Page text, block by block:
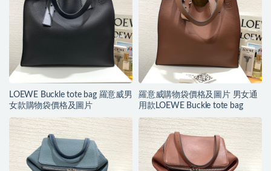
LOEWE Buckle tote bag 羅意威男
女款購物袋價格及圖片
羅意威購物袋價格及圖片 男女通
用款LOEWE Buckle tote bag